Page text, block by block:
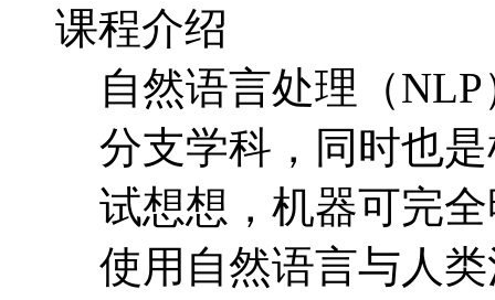
课程介绍
自然语言处理（
分支学科，同时也
试想想，机器可完
使用自然语言与人